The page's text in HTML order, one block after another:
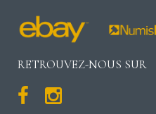
RETROUVEZ-NOUS SUR